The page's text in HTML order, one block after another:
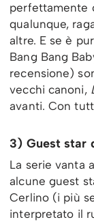
perfettamente
qualunque,
altre. E se è
Bang Bang
recensione)
vecchi canoni,
avanti. Con
3) Guest star
La serie vanta
alcune guest
Cerlino (i più
interpretato il